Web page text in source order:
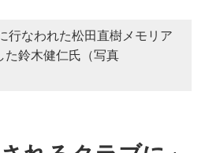
行なわれた松田直樹メモリア
た鈴木健仁氏（写真